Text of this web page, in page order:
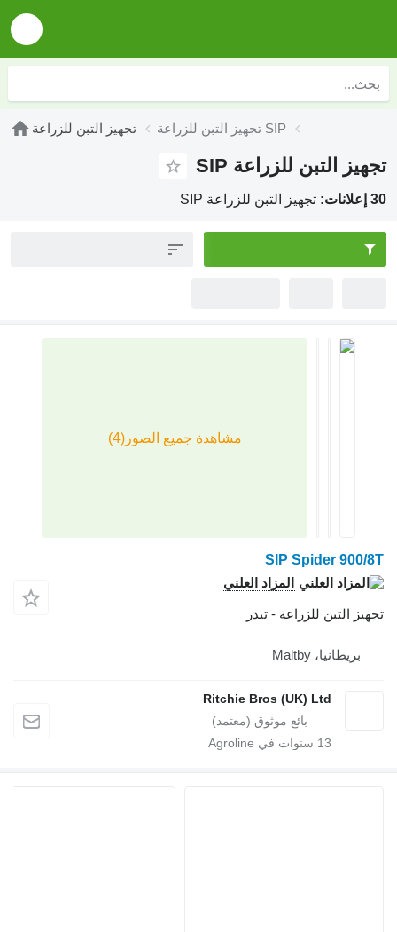
تجهيز التبن للزراعة تجهيز التبن للزراعة SIP
تجهيز التبن للزراعة SIP
30 إعلانات: تجهيز التبن للزراعة SIP
SIP Spider 900/8T
المزاد العلني
تجهيز التبن للزراعة - تيدر
بريطانيا، Maltby
Ritchie Bros (UK) Ltd
13سنوات في Agroline